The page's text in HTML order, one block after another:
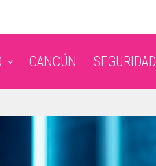
CANCÚN SEGURIDAD